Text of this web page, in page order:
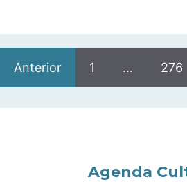
Anterior 1 … 276
Agenda